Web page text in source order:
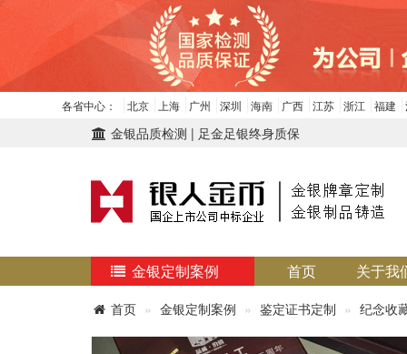
各省中心： 北京 上海 广州 深圳 海南 广西 江苏 浙江 福建
金银品质检测 | 足金足银终身质保
金银定制案例 首页 关于我
首页 金银定制案例 鉴定证书定制 纪念收